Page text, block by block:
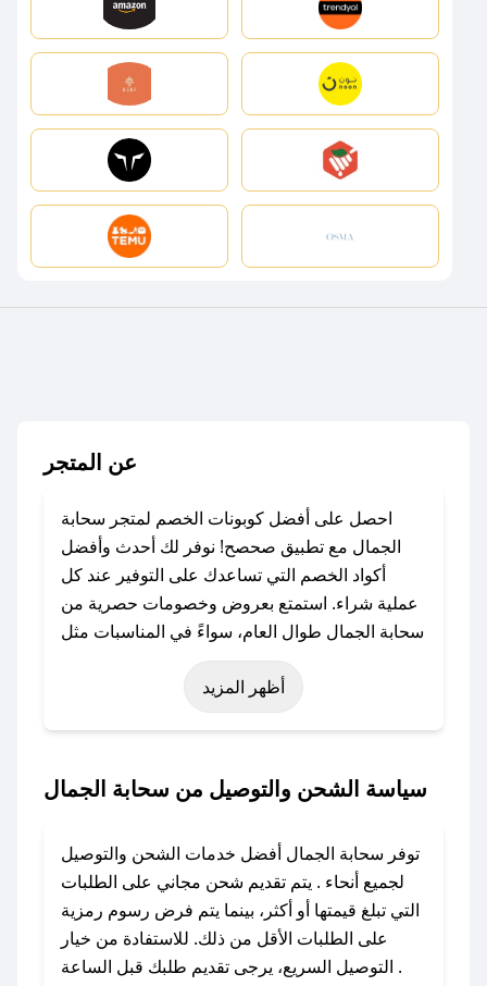
عن المتجر
احصل على أفضل كوبونات الخصم لمتجر سحابة
الجمال مع تطبيق صحصح! نوفر لك أحدث وأفضل
أكواد الخصم التي تساعدك على التوفير عند كل
عملية شراء. استمتع بعروض وخصومات حصرية من
سحابة الجمال طوال العام، سواءً في المناسبات مثل
عيد الفطر، عيد الأضحى، الجمعة البيضاء (شهر
نوفمبر)، رمضان، اليوم الوطني، يوم التأسيس، أو
حتى عروض خاصة أخرى.
باستخدام تطبيق صحصح، يمكنك العثور بسهولة على
الكوبون، تواصل معنا عبر تويتر أو البريد الإلكتروني
لإضافته بسرعة.
### كيفية استخدام كود خصم سحابة الجمال؟
1. انسخ كود الخصم من تطبيق صحصح.
أظهر المزيد
سياسة الشحن والتوصيل من سحابة الجمال
توفر سحابة الجمال أفضل خدمات الشحن والتوصيل
لجميع أنحاء . يتم تقديم شحن مجاني على الطلبات
التي تبلغ قيمتها أو أكثر، بينما يتم فرض رسوم رمزية
على الطلبات الأقل من ذلك. للاستفادة من خيار
التوصيل السريع، يرجى تقديم طلبك قبل الساعة .